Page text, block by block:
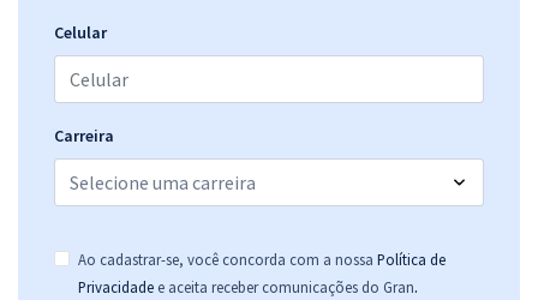
Celular
Carreira
Ao cadastrar-se, você concorda com a nossa Política de
Privacidade e aceita receber comunicações do Gran.